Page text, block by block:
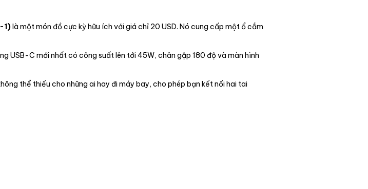
1) là một món đồ cực kỳ hữu ích với giá chỉ 20 USD. Nó cung cấp một ổ cắm
USB-C mới nhất có công suất lên tới 45W, chân gập 180 độ và màn hình
thể thiếu cho những ai hay đi máy bay, cho phép bạn kết nối hai tai